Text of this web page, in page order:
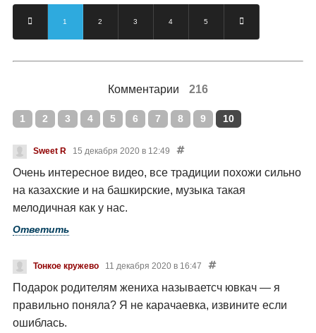
1 2 3 4 5
Комментарии 216
1 2 3 4 5 6 7 8 9 10
Sweet R 15 декабря 2020 в 12:49
Очень интересное видео, все традиции похожи сильно
на казахские и на башкирские, музыка такая
мелодичная как у нас.
Ответить
Тонкое кружево 11 декабря 2020 в 16:47
Подарок родителям жениха называетсч ювкач — я
правильно поняла? Я не карачаевка, извините если
ошиблась.